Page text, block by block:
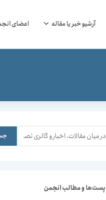
آرشیو خبر یا مقاله اعضای
و مطالب انجمن